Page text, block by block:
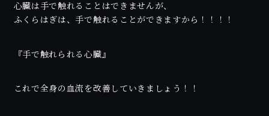
心臓は手で触れることはできませんが、
ふくらはぎは、手で触れることができますから！！！！
『手で触れられる心臓』
これで全身の血流を改善していきましょう！！